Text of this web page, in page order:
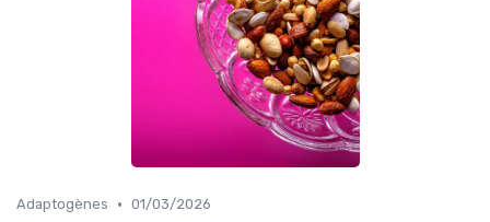
Adaptogènes • 01/03/2026